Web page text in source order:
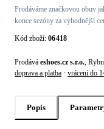
Prodáváme značkovou obuv
konce sezóny za výhodnější
Kód zboží: 06418
Prodává eshoes.cz s.r.o. ,
doprava a platba · vrácení do
Popis